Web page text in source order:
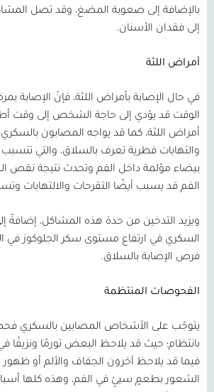
بالإضافة إلى صعوبة المضغ، وقد تصل
إلى فقدان الأسنان.
أمراض اللثة
في حال الإصابة بأمراض اللثة، فإنّ الإصابة
الوقت قد يؤدي إلى حاجة الشخص إلى وقت
أمراض اللثة، كما قد يواجه المصابون
والتهابات فطرية تعرف بالسلاق، والتي
بيضاء مؤلمة داخل الفم وتحدث نتيجة نقص
الفم قد يسبب أيضًا التقرحات والالتهابات
ويزيد التدخين من حدة هذه المشاكل، إضافةً
السكري في ارتفاع مستوى سكر الجلوكوز في
فرص الإصابة بالسلاق.
الفحوصات المنتظمة
يتوجّب على الأشخاص المصابين بالسكري
بانتظام؛ حيث قد يلاحظ البعض تورمًا ونزيفًا في
فيما قد يلاحظ آخرون الجفاف والألم أو ظهور
الشعور بطعمٍ سيئٍ في الفم، وهذه كلها